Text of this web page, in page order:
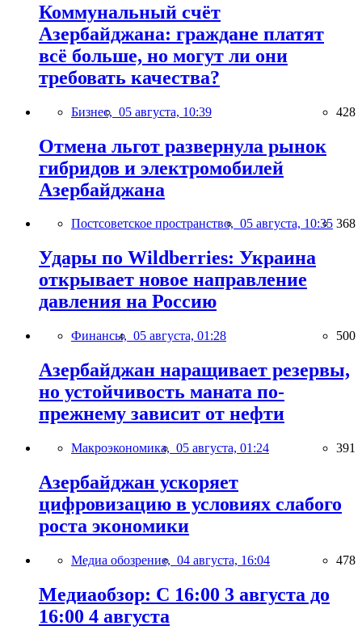
Коммунальный счёт
Азербайджана: граждане платят
всё больше, но могут ли они
требовать качества?
Бизнес, 05 августа, 10:39 428
Отмена льгот развернула рынок
гибридов и электромобилей
Азербайджана
Постсоветское пространство, 05 августа, 10:35 368
Удары по Wildberries: Украина
открывает новое направление
давления на Россию
Финансы, 05 августа, 01:28 500
Азербайджан наращивает резервы,
но устойчивость маната по-
прежнему зависит от нефти
Макроэкономика, 05 августа, 01:24 391
Азербайджан ускоряет
цифровизацию в условиях слабого
роста экономики
Медиа обозрение, 04 августа, 16:04 478
Медиаобзор: С 16:00 3 августа до
16:00 4 августа